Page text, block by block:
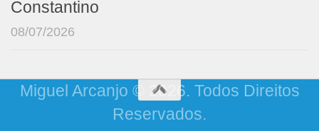
Constantino
08/07/2026
Miguel Arcanjo © 2026. Todos Direitos
Reservados.